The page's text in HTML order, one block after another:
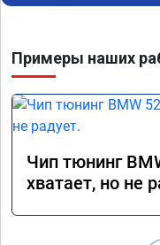
Примеры наших
Чип тюнинг
хватает, но не